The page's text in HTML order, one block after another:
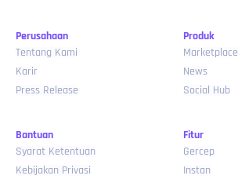
Perusahaan
Tentang Kami
Karir
Press Release
Produk
Marketplace
News
Social Hub
Bantuan
Syarat Ketentuan
Kebijakan Privasi
Fitur
Gercep
Instan